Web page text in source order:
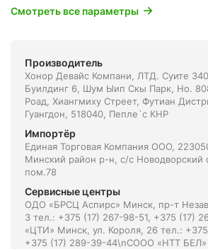
Смотреть все параметры
Производитель
Хонор Девайс Компани, ЛТД. Суите
Буилдинг 6, Шум Ыип Скы Парк, Но.
Роад, Xиангмиху Стреет, Футиан
Гуангдон, 518040, Пепле`с КНР
Импортёр
Единая Торговая Компания ООО,
Минский район р-н, с/с Новодворский
пом.78
Сервисные центры
ОДО «БРСЦ Аспирс» Минск, пр-т
3 тел.: +375 (17) 267-98-51, +375 (17)
«ЦТИ» Минск, ул. Короля, 26 тел.: +375
+375 (17) 289-39-44\nСООО «НТТ БЕЛ»